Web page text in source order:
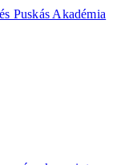
Puskás Akadémia